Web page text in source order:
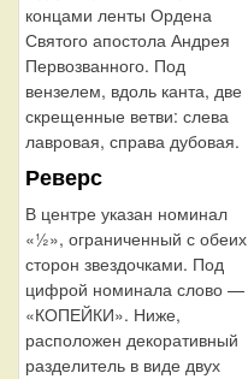
концами ленты Ордена
Святого апостола Андрея
Первозванного. Под
вензелем, вдоль канта, две
скрещенные ветви: слева
лавровая, справа дубовая.
Реверс
В центре указан номинал
«½», ограниченный с обеих
сторон звездочками. Под
цифрой номинала слово —
«КОПЕЙКИ». Ниже,
расположен декоративный
разделитель в виде двух